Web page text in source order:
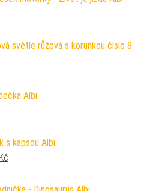
cena byla: 99 Kč.
světle růžová s korunkou číslo 8
cena byla: 39 Kč.
Albi
cena byla: 99 Kč.
s kapsou Albi
cena byla: 149 Kč.
Kč